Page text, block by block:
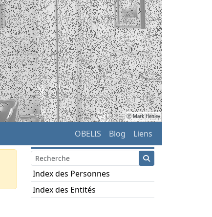
ⓒ Mark Henley
OBELIS Blog Liens
Index des Personnes
Index des Entités